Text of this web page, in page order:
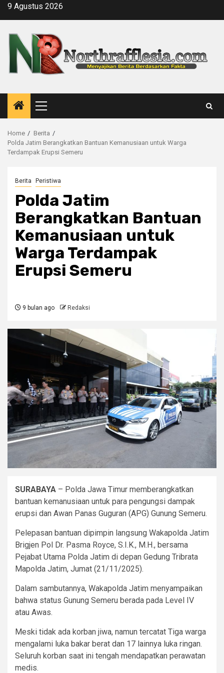
Skip9 Agustus 2026
Primary
Menu
Home
Berita
Polda Jatim Berangkatkan Bantuan Kemanusiaan untuk Warga
Terdampak Erupsi Semeru
Berita Peristiwa
Polda Jatim
Berangkatkan Bantuan
Kemanusiaan untuk
Warga Terdampak
Erupsi Semeru
9 bulan ago Redaksi
SURABAYA – Polda Jawa Timur memberangkatkan
bantuan kemanusiaan untuk para pengungsi dampak
erupsi dan Awan Panas Guguran (APG) Gunung Semeru.
Pelepasan bantuan dipimpin langsung Wakapolda Jatim
Brigjen Pol Dr. Pasma Royce, S.I.K., M.H., bersama
Pejabat Utama Polda Jatim di depan Gedung Tribrata
Mapolda Jatim, Jumat (21/11/2025).
Dalam sambutannya, Wakapolda Jatim menyampaikan
bahwa status Gunung Semeru berada pada Level IV
atau Awas.
Meski tidak ada korban jiwa, namun tercatat Tiga warga
mengalami luka bakar berat dan 17 lainnya luka ringan.
Seluruh korban saat ini tengah mendapatkan perawatan
medis.